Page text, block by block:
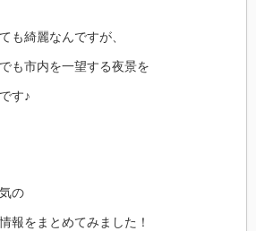
も綺麗なんですが、
も市内を一望する夜景を
す♪
の
報をまとめてみました！